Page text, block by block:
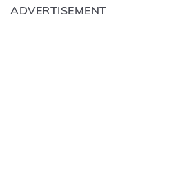
ADVERTISEMENT